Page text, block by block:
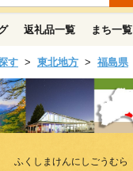
返礼品一覧 まち一覧
す 東北地方 福島県
ふくしまけんにしごうむら